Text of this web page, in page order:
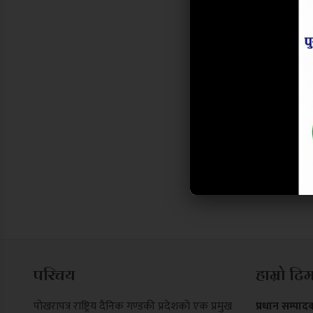
परिचय
पोखरापत्र राष्ट्रिय दैनिक गण्डकी प्रदेशको एक प्रमुख
हाम्रो
प्रधान